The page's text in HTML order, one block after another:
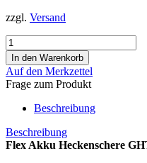
zzgl. Versand
Auf den Merkzettel
Frage zum Produkt
Beschreibung
Beschreibung
Flex Akku Heckenschere